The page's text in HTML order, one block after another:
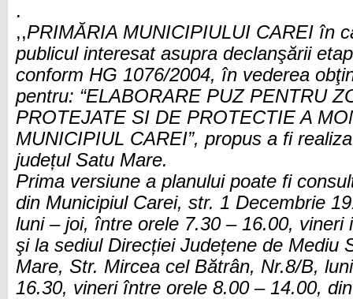
.
,,PRIMĂRIA MUNICIPIULUI CAREI în
publicul interesat asupra declanşării
conform HG 1076/2004, în vederea
pentru: “ELABORARE PUZ PENTRU
PROTEJATE SI DE PROTECTIE A
MUNICIPIUL CAREI”, propus a fi
județul Satu Mare.
Prima versiune a planului poate fi
din Municipiul Carei, str. 1 Decembrie
luni – joi, între orele 7.30 – 16.00, vineri
şi la sediul Direcției Județene de Mediu
Mare, Str. Mircea cel Bătrân, Nr.8/B,
16.30, vineri între orele 8.00 – 14.00,